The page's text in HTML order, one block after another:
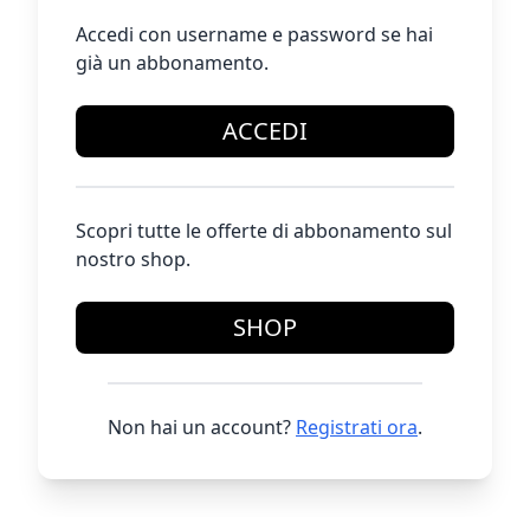
Accedi con username e password se hai
già un abbonamento.
ACCEDI
Scopri tutte le offerte di abbonamento sul
nostro shop.
SHOP
Non hai un account? Registrati ora.